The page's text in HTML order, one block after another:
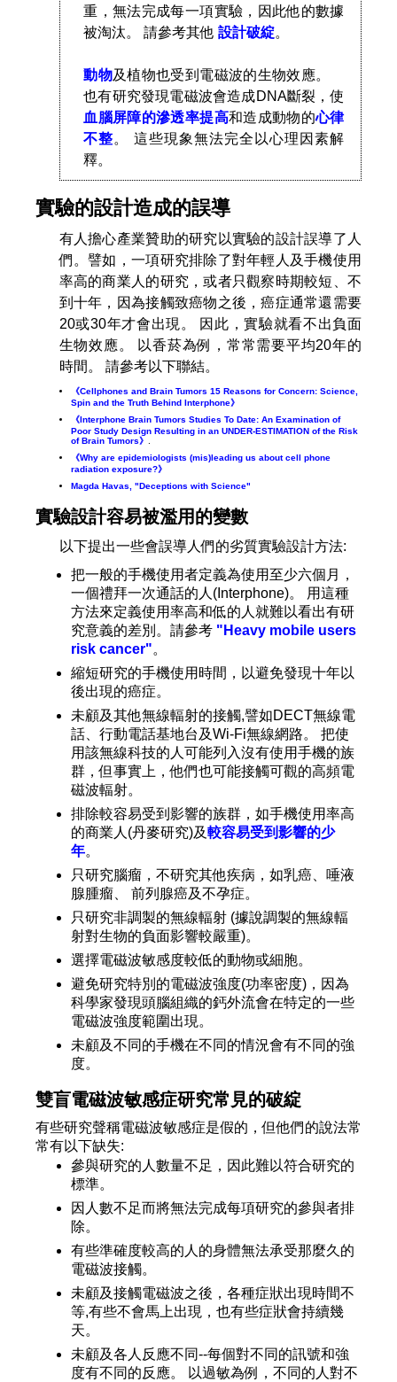
重，無法完成每一項實驗，因此他的數據
被淘汰。 請參考其他設計破綻。
動物及植物也受到電磁波的生物效應。
也有研究發現電磁波會造成DNA斷裂，使
血腦屏障的滲透率提高和造成動物的心律
不整。 這些現象無法完全以心理因素解
釋。
實驗的設計造成的誤導
有人擔心產業贊助的研究以實驗的設計誤導了人
們。譬如，一項研究排除了對年輕人及手機使用
率高的商業人的研究，或者只觀察時期較短、不
到十年，因為接觸致癌物之後，癌症通常還需要
20或30年才會出現。 因此，實驗就看不出負面
生物效應。 以香菸為例，常常需要平均20年的
時間。 請參考以下聯結。
《Cellphones and Brain Tumors 15 Reasons for Concern: Science,
Spin and the Truth Behind Interphone》
《Interphone Brain Tumors Studies To Date: An Examination of
Poor Study Design Resulting in an UNDER-ESTIMATION of the Risk
of Brain Tumors》
《Why are epidemiologists (mis)leading us about cell phone
radiation exposure?》
Magda Havas, "Deceptions with Science"
實驗設計容易被濫用的變數
以下提出一些會誤導人們的劣質實驗設計方法:
把一般的手機使用者定義為使用至少六個月，
一個禮拜一次通話的人(Interphone)。 用這種
方法來定義使用率高和低的人就難以看出有研
究意義的差別。請參考 "Heavy mobile users
risk cancer"。
縮短研究的手機使用時間，以避免發現十年以
後出現的癌症。
未顧及其他無線輻射的接觸,譬如DECT無線電
話、行動電話基地台及Wi-Fi無線網路。 把使
用該無線科技的人可能列入沒有使用手機的族
群，但事實上，他們也可能接觸可觀的高頻電
磁波輻射。
排除較容易受到影響的族群，如手機使用率高
的商業人(丹麥研究)及較容易受到影響的少
年。
只研究腦瘤，不研究其他疾病，如乳癌、唾液
腺腫瘤、 前列腺癌及不孕症。
只研究非調製的無線輻射 (據說調製的無線輻
射對生物的負面影響較嚴重)。
選擇電磁波敏感度較低的動物或細胞。
避免研究特別的電磁波強度(功率密度)，因為
科學家發現頭腦組織的鈣外流會在特定的一些
電磁波強度範圍出現。
未顧及不同的手機在不同的情況會有不同的強
度。
雙盲電磁波敏感症研究常見的破綻
有些研究聲稱電磁波敏感症是假的，但他們的說法常
常有以下缺失:
參與研究的人數量不足，因此難以符合研究的
標準。
因人數不足而將無法完成每項研究的參與者排
除。
有些準確度較高的人的身體無法承受那麼久的
電磁波接觸。
未顧及接觸電磁波之後，各種症狀出現時間不
等,有些不會馬上出現，也有些症狀會持續幾
天。
未顧及各人反應不同--每個對不同的訊號和強
度有不同的反應。 以過敏為例，不同的人對不